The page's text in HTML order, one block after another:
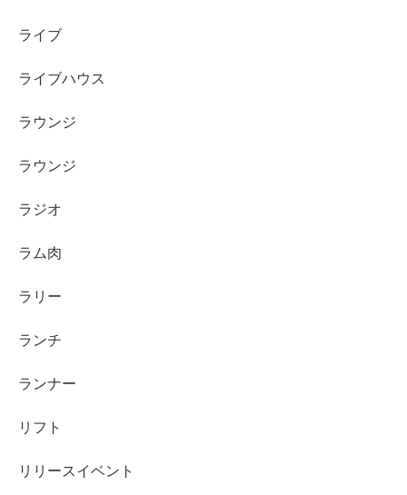
ライブ
ライブハウス
ラウンジ
ラウンジ
ラジオ
ラム肉
ラリー
ランチ
ランナー
リフト
リリースイベント